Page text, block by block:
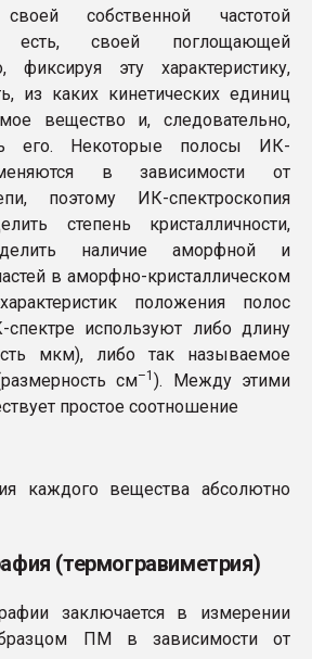
своей собственной частотой
есть, своей поглощающей
фиксируя эту характеристику,
из каких кинетических единиц
вещество и, следовательно,
его. Некоторые полосы ИК-
в зависимости от
поэтому ИК-спектроскопия
степень кристалличности,
наличие аморфной и
в аморфно-кристаллическом
положения полос
используют либо длину
мкм), либо так называемое
см–1). Между этими
простое соотношение
каждого вещества абсолютно
(термогравиметрия)
заключается в измерении
ПМ в зависимости от